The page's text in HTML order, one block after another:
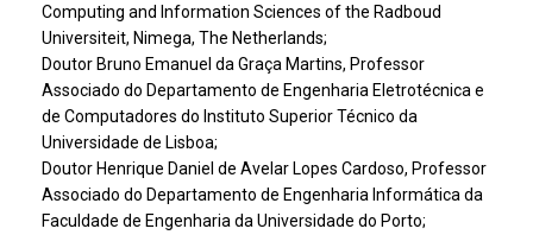
Computing and Information Sciences of the Radboud
Universiteit, Nimega, The Netherlands;
Doutor Bruno Emanuel da Graça Martins, Professor
Associado do Departamento de Engenharia Eletrotécnica e
de Computadores do Instituto Superior Técnico da
Universidade de Lisboa;
Doutor Henrique Daniel de Avelar Lopes Cardoso, Professor
Associado do Departamento de Engenharia Informática da
Faculdade de Engenharia da Universidade do Porto;